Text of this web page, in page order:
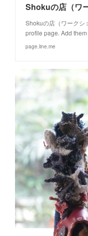
Shokuの店（ワークシ
profile page. Add
page.line.me